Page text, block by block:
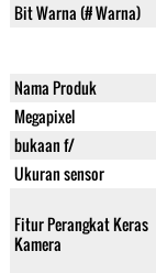
Bit Warna (# Warna)
Nama Produk
Megapixel
bukaan f/
Ukuran sensor
Fitur Perangkat Keras
Kamera